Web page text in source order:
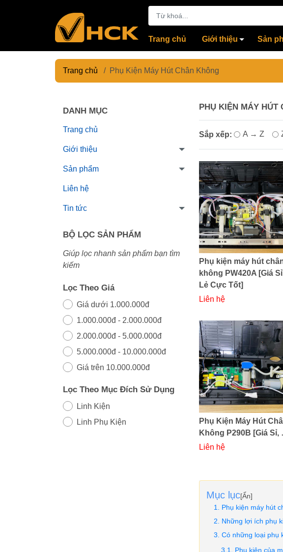
Trang chủ Giới thiệu Sản
Trang chủ / Phụ Kiện Máy Hút Chân Không
PHỤ KIỆN MÁY HÚT
Sắp xếp: A → Z
Phụ kiện máy hút
không PW420A [Giá
Lẻ Cực Tốt]
Liên hệ
Phụ Kiện Máy Hút
Không P290B [Giá Sỉ,
Cực Tốt]
Liên hệ
Mục lục[Ẩn]
Phụ kiện máy hút
Những lợi ích phụ
Có những loại phụ
Phụ kiện của
DANH MỤC
Trang chủ
Giới thiệu
Sản phẩm
Liên hệ
Tin tức
BỘ LỌC SẢN PHẨM
Giúp lọc nhanh sản phẩm bạn tìm
kiếm
Lọc Theo Giá
Giá dưới 1.000.000đ
1.000.000đ - 2.000.000đ
2.000.000đ - 5.000.000đ
5.000.000đ - 10.000.000đ
Giá trên 10.000.000đ
Lọc Theo Mục Đích Sử Dụng
Linh Kiện
Linh Phụ Kiện